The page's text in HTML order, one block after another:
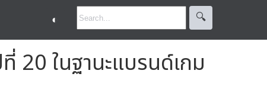
◐ 🔍︎
20 ในฐานะแบรนด์เกม